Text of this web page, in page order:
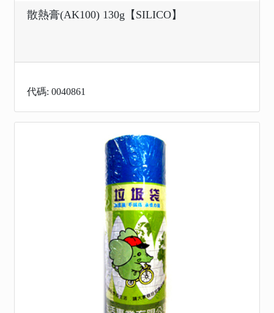
散熱膏(AK100) 130g【SILICO】
代碼: 0040861